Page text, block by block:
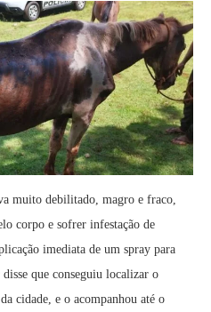
muito debilitado, magro e fraco,
corpo e sofrer infestação de
imediata de um spray para
que conseguiu localizar o
cidade, e o acompanhou até o